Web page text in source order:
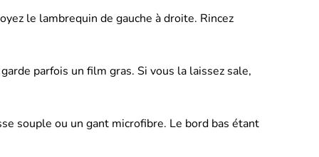
le lambrequin de gauche à droite. Rincez
parfois un film gras. Si vous la laissez sale,
souple ou un gant microfibre. Le bord bas étant